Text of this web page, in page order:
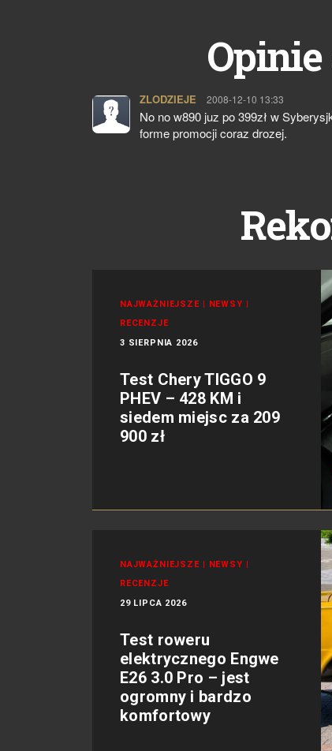
ZLODZIEJE pisze:
2008-12-10 13:33
No no w890 juz po 399zł w
forme promocji coraz drozej.
NAJWAŻNIEJSZE | NEWSY |
RECENZJE
3 SIERPNIA 2026
Test Chery TIGGO 9
PHEV – 428 KM i
siedem miejsc za 209
900 zł
NAJWAŻNIEJSZE | NEWSY |
RECENZJE
29 LIPCA 2026
Test roweru
elektrycznego Engwe
E26 3.0 Pro – jest
ogromny i bardzo
komfortowy